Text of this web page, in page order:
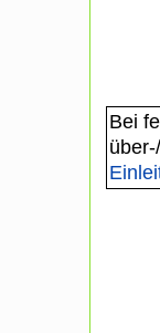
Bei